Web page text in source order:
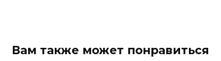
Вам также может понравиться